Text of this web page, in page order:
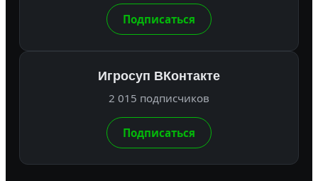
Подписаться
Игросуп ВКонтакте
2 015 подписчиков
Подписаться